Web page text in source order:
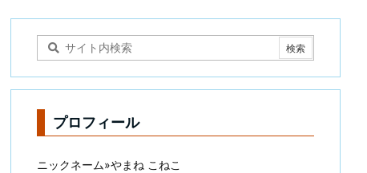
プロフィール
ニックネーム»やまね こねこ